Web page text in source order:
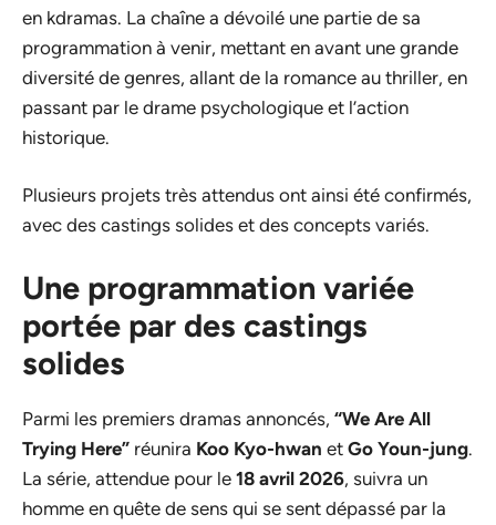
en kdramas. La chaîne a dévoilé une partie de sa
programmation à venir, mettant en avant une grande
diversité de genres, allant de la romance au thriller, en
passant par le drame psychologique et l’action
historique.
Plusieurs projets très attendus ont ainsi été confirmés,
avec des castings solides et des concepts variés.
Une programmation variée
portée par des castings
solides
Parmi les premiers dramas annoncés, “We Are All
Trying Here” réunira Koo Kyo-hwan et Go Youn-jung.
La série, attendue pour le 18 avril 2026, suivra un
homme en quête de sens qui se sent dépassé par la